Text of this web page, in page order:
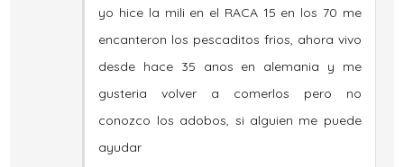
yo hice la mili en el RACA 15 en los 70 me
encanteron los pescaditos frios, ahora vivo
desde hace 35 anos en alemania y me
gusteria volver a comerlos pero no
conozco los adobos, si alguien me puede
ayudar